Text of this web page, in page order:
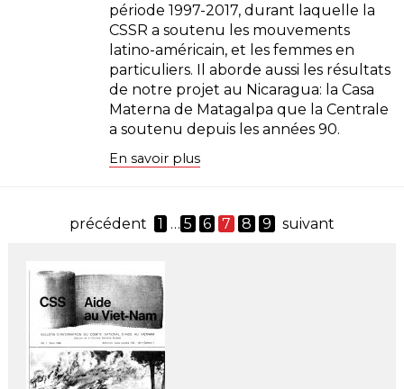
période 1997-2017, durant laquelle la
CSSR a soutenu les mouvements
latino-américain, et les femmes en
particuliers. Il aborde aussi les résultats
de notre projet au Nicaragua: la Casa
Materna de Matagalpa que la Centrale
a soutenu depuis les années 90.
En savoir plus
précédent 1 … 5 6 7 8 9 suivant